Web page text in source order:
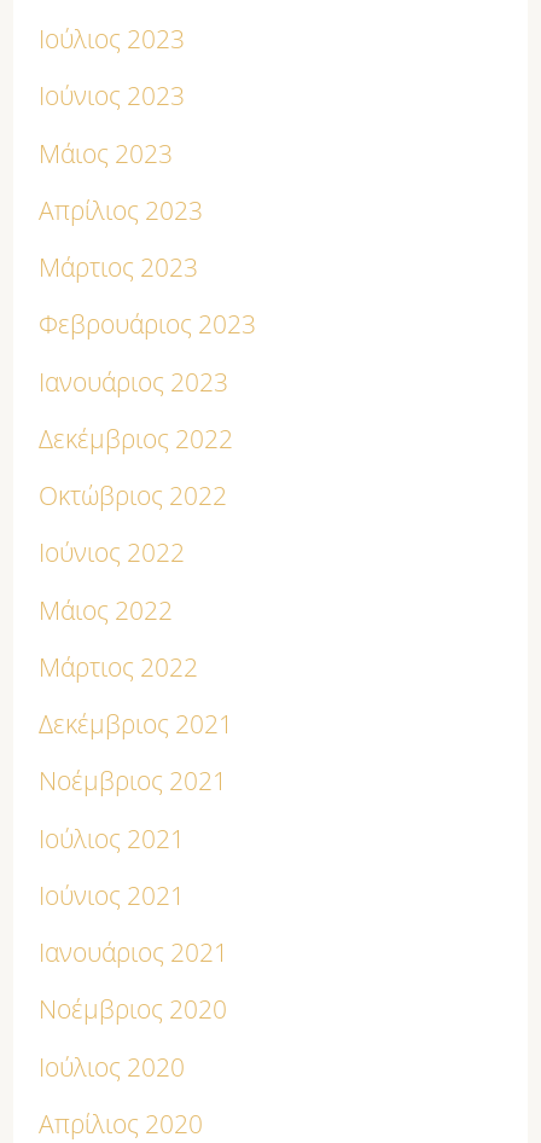
Ιούλιος 2023
Ιούνιος 2023
Μάιος 2023
Απρίλιος 2023
Μάρτιος 2023
Φεβρουάριος 2023
Ιανουάριος 2023
Δεκέμβριος 2022
Οκτώβριος 2022
Ιούνιος 2022
Μάιος 2022
Μάρτιος 2022
Δεκέμβριος 2021
Νοέμβριος 2021
Ιούλιος 2021
Ιούνιος 2021
Ιανουάριος 2021
Νοέμβριος 2020
Ιούλιος 2020
Απρίλιος 2020